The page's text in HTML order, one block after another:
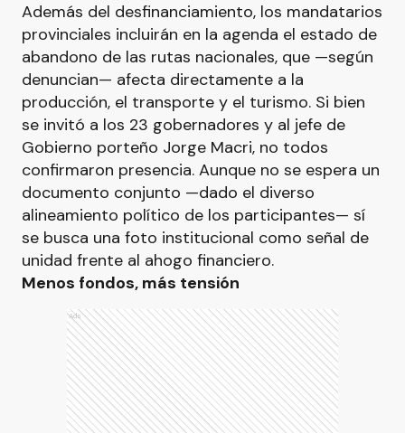
Además del desfinanciamiento, los mandatarios
provinciales incluirán en la agenda el estado de
abandono de las rutas nacionales, que —según
denuncian— afecta directamente a la
producción, el transporte y el turismo. Si bien
se invitó a los 23 gobernadores y al jefe de
Gobierno porteño Jorge Macri, no todos
confirmaron presencia. Aunque no se espera un
documento conjunto —dado el diverso
alineamiento político de los participantes— sí
se busca una foto institucional como señal de
unidad frente al ahogo financiero.
Menos fondos, más tensión
Ads